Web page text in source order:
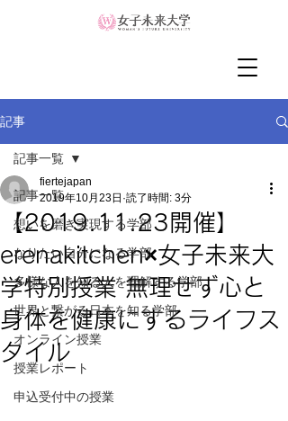
記事
記事一覧
想いを磨き実現する学部
なりたい自分になる学部
多様な人を知る人を理解する学部
世界と繋がる日本を知る学部
オンライン授業
授業レポート
申込受付中の授業
記事一覧
【2019.11.23開催】
erenakitchen×女子未来大
学特別授業 無理せず心と
身体を健康にするライフス
タイル
fiertejapan
2019年10月23日 読了時間: 3分